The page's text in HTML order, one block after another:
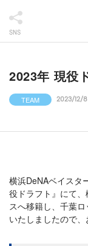
SNS
2023年 現役
TEAM 2023/12/8
横浜DeNAベイスタ
役ドラフト』にて
スへ移籍し、千葉
いたしましたので、